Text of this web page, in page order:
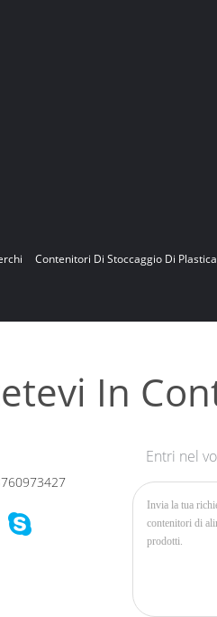
Contenitori Di Stoccaggio Di
In
Entri nel